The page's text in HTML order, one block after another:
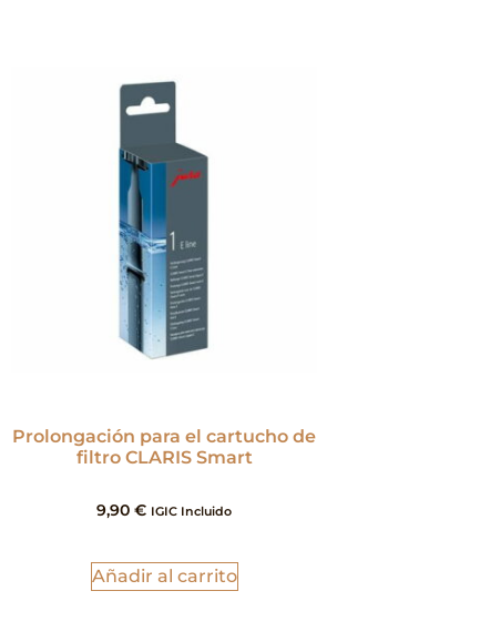
Prolongación para el cartucho de
filtro CLARIS Smart
9,90€ IGIC Incluido
Añadir al carrito